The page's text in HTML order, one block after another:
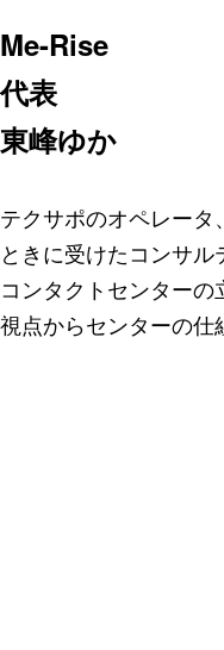
Me-Rise
代表
東峰ゆか
テクサポのオペレー
ときに受けたコンサル
コンタクトセンター
視点からセンターの仕